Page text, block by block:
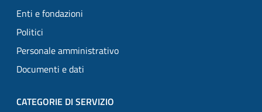
Enti e fondazioni
Politici
Personale amministrativo
Documenti e dati
CATEGORIE DI SERVIZIO